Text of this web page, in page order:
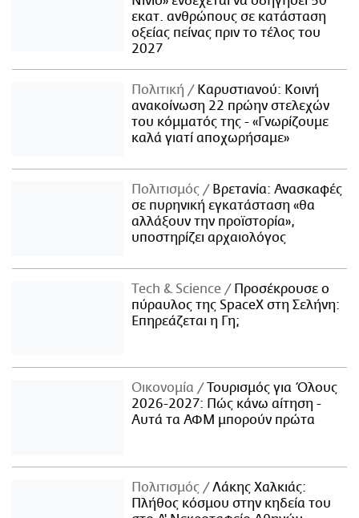
εκατ. ανθρώπους σε κατάσταση
οξείας πείνας πριν το τέλος του
2027
Πολιτική
Καρυστιανού: Κοινή
ανακοίνωση 22 πρώην στελεχών
του κόμματός της - «Γνωρίζουμε
καλά γιατί αποχωρήσαμε»
Πολιτισμός
Βρετανία: Ανασκαφές
σε πυρηνική εγκατάσταση «θα
αλλάξουν την προϊστορία»,
υποστηρίζει αρχαιολόγος
Τech & Science
Προσέκρουσε ο
πύραυλος της SpaceX στη Σελήνη:
Επηρεάζεται η Γη;
Οικονομία
Τουρισμός για Όλους
2026-2027: Πώς κάνω αίτηση -
Αυτά τα ΑΦΜ μπορούν πρώτα
Πολιτισμός
Λάκης Χαλκιάς:
Πλήθος κόσμου στην κηδεία του